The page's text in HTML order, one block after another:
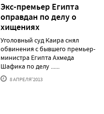
Экс-премьер Египта
оправдан по делу о
хищениях
Уголовный суд Каира снял
обвинения с бывшего премьер-
министра Египта Ахмеда
Шафика по делу ......
8 АПРЕЛЯ'2013